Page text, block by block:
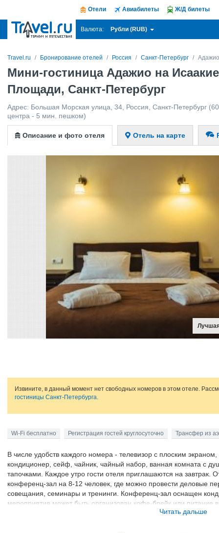
Отели Авиабилеты Ж/Д билеты
Валюта: Рубли (RUB)
Travel.ru Бронирование отелей Россия Санкт-Петербург
Мини-гостиница Адажио на
Площади, Санкт-Петербург
Адрес: Большая Морская улица, 34 Россия Санкт-Петербург
центра - 5 мин. пешком)
Описание и фото отеля Отель на карте
Извините, в данный момент нет свободных номеров в этом отеле.
гостиницы Санкт-Петербурга.
Wi-Fi бесплатно Регистрация гостей круглосуточно Трансфер из
В числе удобств каждого номера - телевизор с плоским
кондиционер, сейф, чайник, чайный набор, ванная комната с
тапочками. Каждое утро гости отеля приглашаются на завтрак.
конференц-зал на 8-12 человек, где можно провести деловые
совещания, семинары и тренинги. Конференц-зал оснащен
мероприятия может быть организован кофе-брейк или
услуги: круглосуточная стойка регистрации, прокатЧитать дальше